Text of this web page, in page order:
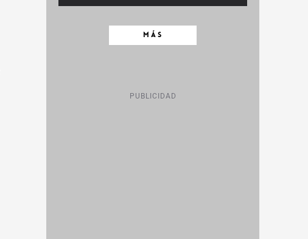
MÁS
PUBLICIDAD